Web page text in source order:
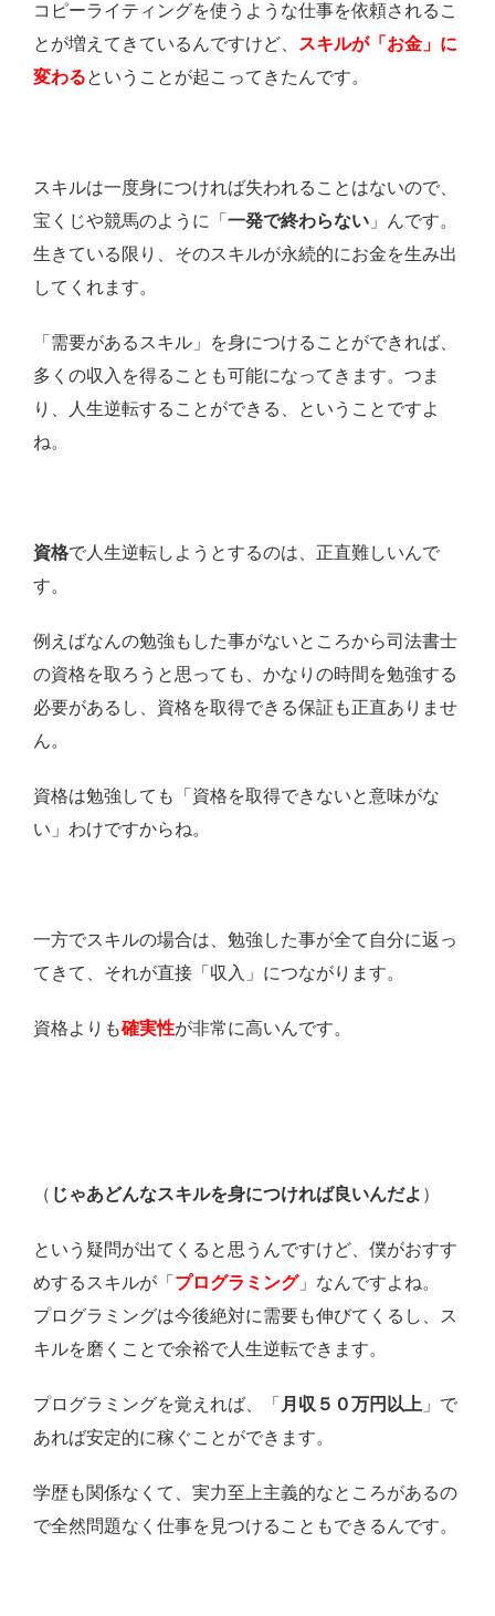
コピーライティングを使うような仕事を依頼されるこ
とが増えてきているんですけど、
スキルが「お金」に
変わるということが起こってきたんです。
スキルは一度身につければ失われることはないので、
宝くじや競馬のように「 一発で終わらない 」んです。
生きている限り、そのスキルが永続的にお金を生み出
してくれます。
「需要があるスキル」を身につけることができれば、
多くの収入を得ることも可能になってきます。つま
り、人生逆転することができる、ということですよ
ね。
資格で人生逆転しようとするのは、正直難しいんで
す。
例えばなんの勉強もした事がないところから司法書士
の資格を取ろうと思っても、かなりの時間を勉強する
必要があるし、資格を取得できる保証も正直ありませ
ん。
資格は勉強しても「資格を取得できないと意味がな
い」わけですからね。
一方でスキルの場合は、勉強した事が全て自分に返っ
てきて、それが直接「収入」につながります。
資格よりも確実性が非常に高いんです。
（ じゃあどんなスキルを身につければ良いんだよ ）
という疑問が出てくると思うんですけど、僕がおすす
めするスキルが「 プログラミング」なんですよね。
プログラミングは今後絶対に需要も伸びてくるし、ス
キルを磨くことで余裕で人生逆転できます。
プログラミングを覚えれば、「 月収５０万円以上 」で
あれば安定的に稼ぐことができます。
学歴も関係なくて、実力至上主義的なところがあるの
で全然問題なく仕事を見つけることもできるんです。